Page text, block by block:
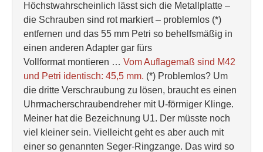
Höchstwahrscheinlich lässt sich die Metallplatte –
die Schrauben sind rot markiert – problemlos (*)
entfernen und das 55 mm Petri so behelfsmäßig in
einen anderen Adapter gar fürs
Vollformat montieren … Vom Auflagemaß sind M42
und Petri identisch: 45,5 mm. (*) Problemlos? Um
die dritte Verschraubung zu lösen, braucht es einen
Uhrmacherschraubendreher mit U-förmiger Klinge.
Meiner hat die Bezeichnung U1. Der müsste noch
viel kleiner sein. Vielleicht geht es aber auch mit
einer so genannten Seger-Ringzange. Das wird so